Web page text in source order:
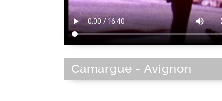
Camargue - Avignon